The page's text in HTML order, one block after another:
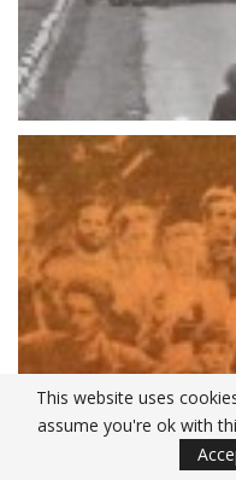
This website uses
assume you're ok with